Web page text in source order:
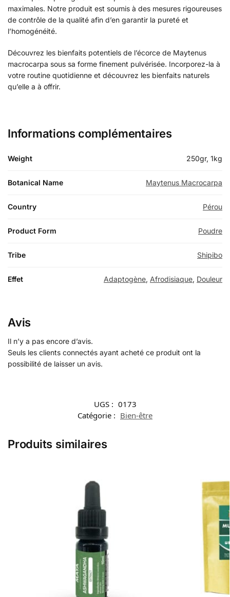
maximales. Notre produit est soumis à des mesures rigoureuses
de contrôle de la qualité afin d’en garantir la pureté et
l’homogénéité.
Découvrez les bienfaits potentiels de l’écorce de Maytenus
macrocarpa sous sa forme finement pulvérisée. Incorporez-la à
votre routine quotidienne et découvrez les bienfaits naturels
qu’elle a à offrir.
Informations complémentaires
Weight 250gr, 1kg
Botanical Name Maytenus Macrocarpa
Country Pérou
Product Form Poudre
Tribe Shipibo
Effet Adaptogène, Afrodisiaque, Douleur
Avis
Il n’y a pas encore d’avis.
Seuls les clients connectés ayant acheté ce produit ont la
possibilité de laisser un avis.
UGS : 0173
Catégorie : Bien-être
Produits similaires